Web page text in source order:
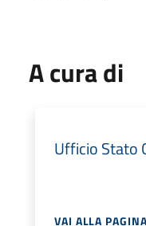
A cura di
Ufficio Stato
VAI ALLA PAGINA